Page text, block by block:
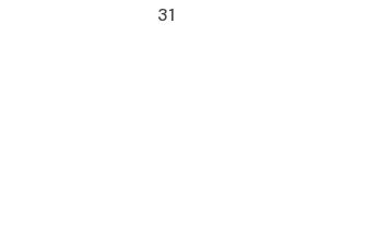
31